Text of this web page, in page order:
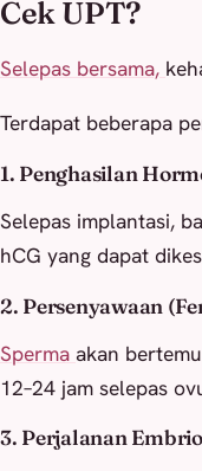
Cek UPT?
Selepas bersama,
Terdapat beberapa
1. Penghasilan
Selepas implantasi,
hCG yang dapat
2. Persenyawaan
Sperma akan
12–24 jam selepas
3. Perjalanan